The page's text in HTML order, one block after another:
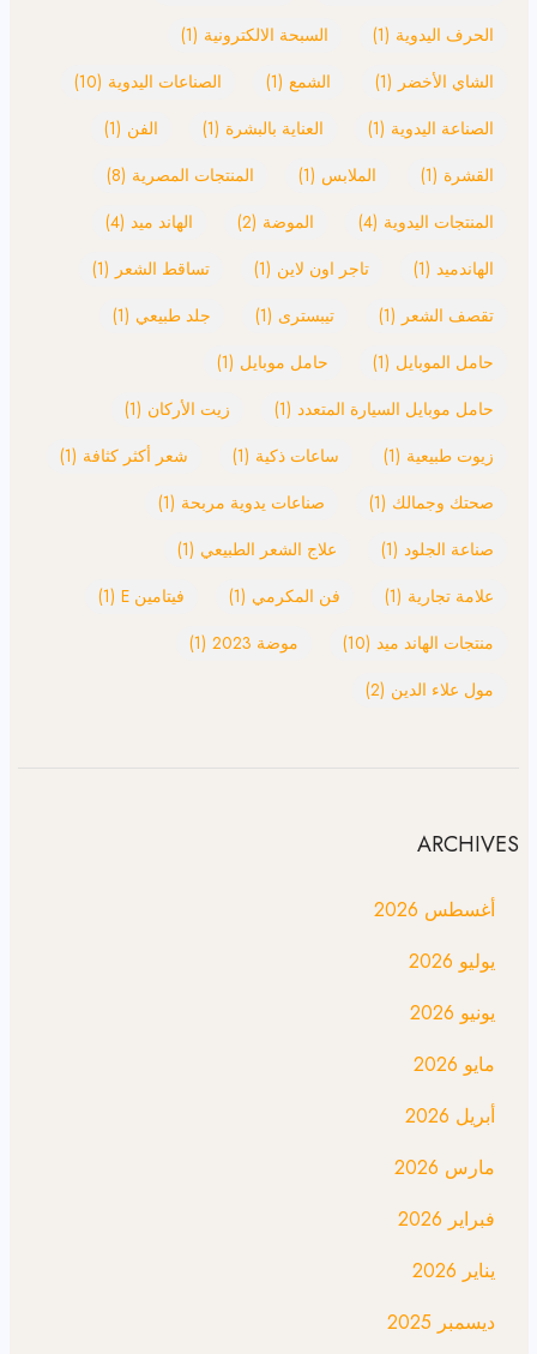
الحرف اليدوية (1) السبحة الالكترونية (1)
الشاي الأخضر (1) الشمع (1) الصناعات اليدوية (10)
الصناعة اليدوية (1) العناية بالبشرة (1) الفن (1)
القشرة (1) الملابس (1) المنتجات المصرية (8)
المنتجات اليدوية (4) الموضة (2) الهاند ميد (4)
الهاندميد (1) تاجر اون لاين (1) تساقط الشعر (1)
تقصف الشعر (1) تيبسترى (1) جلد طبيعي (1)
حامل الموبايل (1) حامل موبايل (1)
حامل موبايل السيارة المتعدد (1) زيت الأركان (1)
زيوت طبيعية (1) ساعات ذكية (1) شعر أكثر كثافة (1)
صحتك وجمالك (1) صناعات يدوية مربحة (1)
صناعة الجلود (1) علاج الشعر الطبيعي (1)
علامة تجارية (1) فن المكرمي (1) فيتامين E
(1)
منتجات الهاند ميد (10) موضة 2023
(1)
مول علاء الدين (2)
ARCHIVES
أغسطس 2026
يوليو 2026
يونيو 2026
مايو 2026
أبريل 2026
مارس 2026
فبراير 2026
يناير 2026
ديسمبر 2025